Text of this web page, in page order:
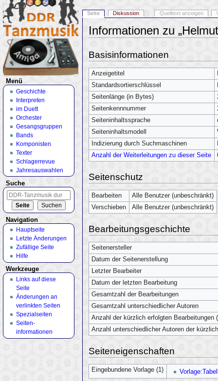
Informationen zu
Basisinformationen
Anzeigetitel
Standardsortierschlüssel
Seitenlänge (in Bytes)
Seitenkennnummer
Seiteninhaltssprache
Seiteninhaltsmodell
Indizierung durch Suchmaschinen
Anzahl der Weiterleitungen zu dieser Seite
Seitenschutz
Bearbeiten
Alle Benutzer (unbeschränkt)
Verschieben
Alle Benutzer (unbeschränkt)
Bearbeitungsgeschichte
Seitenersteller
Datum der Seitenerstellung
Letzter Bearbeiter
Datum der letzten Bearbeitung
Gesamtzahl der Bearbeitungen
Gesamtzahl unterschiedlicher Autoren
Anzahl der kürzlich erfolgten Bearbeitungen
Anzahl unterschiedlicher Autoren der
Seiteneigenschaften
Eingebundene Vorlage (1)
Seite Diskussion Quelltext anzeigen
Menü
Geschichte
Interpreten
im Duett
Orchester
Gesangsgruppen
Bands
Komponisten
Texter
Schlagerrevue
Jahresauswahlen
Suche
Navigation
Hauptseite
Letzte Änderungen
Zufällige Seite
Hilfe
Werkzeuge
Links auf diese
Seite
Änderungen an
verlinkten Seiten
Spezialseiten
Seiten­
informationen